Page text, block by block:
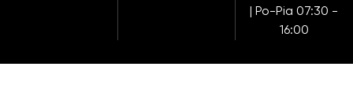
| Po-Pia 07:30 -
16:00